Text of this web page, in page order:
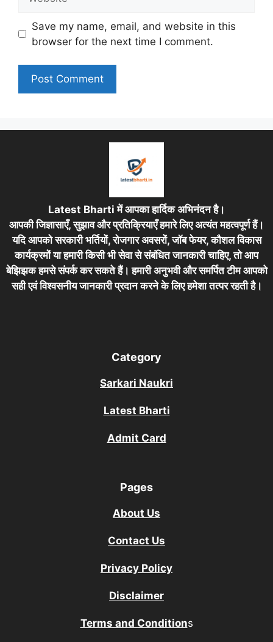
Save my name, email, and website in this
browser for the next time I comment.
Latest Bharti में आपका हार्दिक अभिनंदन है।
आपकी जिज्ञासाएँ, सुझाव और प्रतिक्रियाएँ हमारे लिए अत्यंत महत्वपूर्ण हैं।
यदि आपको सरकारी भर्तियों, रोजगार अवसरों, जॉब फेयर, कौशल विकास
कार्यक्रमों या हमारी किसी भी सेवा से संबंधित जानकारी चाहिए, तो आप
बेझिझक हमसे संपर्क कर सकते हैं। हमारी अनुभवी और समर्पित टीम आपको
सही एवं विश्वसनीय जानकारी प्रदान करने के लिए हमेशा तत्पर रहती है।
Category
Sarkari Naukri
Latest Bharti
Admit Card
Pages
About Us
Contact Us
Privacy Policy
Disclaimer
Terms and Conditions